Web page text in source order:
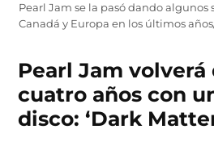
Pearl Jam se la pasó dando algunos
Canadá y Europa en los últimos
Pearl Jam volverá
cuatro años con
disco: ‘Dark